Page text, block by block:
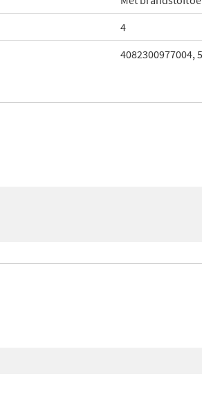
4
4082300977004,